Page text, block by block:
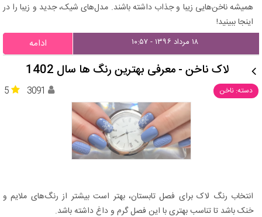
همیشه ناخن‌هایی زیبا و جذاب داشته باشند. مدل‌های شیک، جدید و زیبا را در
اینجا ببینید!
۱۸ مرداد ۱۳۹۶ - ۱۰:۵۷ ادامه
لاک ناخن - معرفی بهترین رنگ ها سال 1402
دسته: ناخن 5 3091
انتخاب رنگ لاک برای فصل تابستان، بهتر است بیشتر از رنگ‌های ملایم و
خنک باشد تا تناسب بهتری با این فصل گرم و داغ داشته باشد.